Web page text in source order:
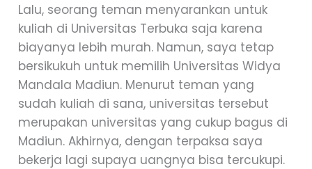
Lalu, seorang teman menyarankan untuk
kuliah di Universitas Terbuka saja karena
biayanya lebih murah. Namun, saya tetap
bersikukuh untuk memilih Universitas Widya
Mandala Madiun. Menurut teman yang
sudah kuliah di sana, universitas tersebut
merupakan universitas yang cukup bagus di
Madiun. Akhirnya, dengan terpaksa saya
bekerja lagi supaya uangnya bisa tercukupi.